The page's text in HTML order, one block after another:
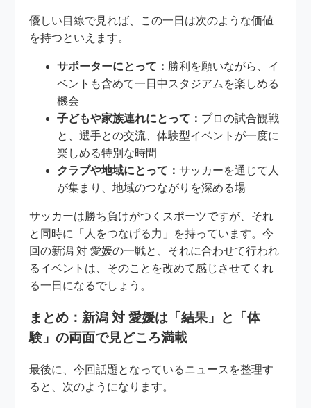
優しい目線で見れば、この一日は次のような価値
を持つといえます。
サポーターにとって： 勝利を願いながら、イ
ベントも含めて一日中スタジアムを楽しめる
機会
子どもや家族連れにとって： プロの試合観戦
と、選手との交流、体験型イベントが一度に
楽しめる特別な時間
クラブや地域にとって：サッカーを通じて人
が集まり、地域のつながりを深める場
サッカーは勝ち負けがつくスポーツですが、それ
と同時に「人をつなげる力」を持っています。今
回の新潟 対 愛媛の一戦と、それに合わせて行われ
るイベントは、そのことを改めて感じさせてくれ
る一日になるでしょう。
まとめ：新潟 対 愛媛は「結果」と「体
験」の両面で見どころ満載
最後に、今回話題となっているニュースを整理す
ると、次のようになります。